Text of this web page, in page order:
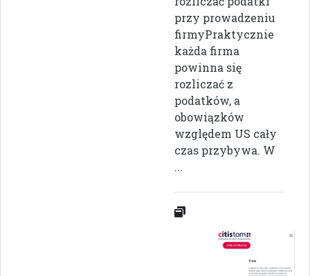
przy prowadzeniu
firmyPraktycznie
każda firma
powinna się
rozliczać z
podatków, a
obowiązków
względem US cały
czas przybywa. W
...